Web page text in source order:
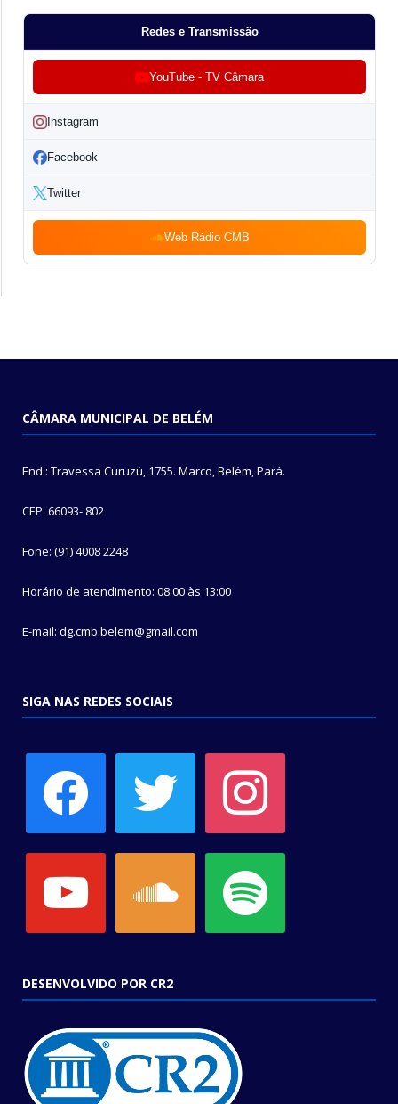
Redes e Transmissão
YouTube - TV Câmara
Instagram
Facebook
Twitter
Web Rádio CMB
CÂMARA MUNICIPAL DE BELÉM
End.: Travessa Curuzú, 1755. Marco, Belém, Pará.
CEP: 66093- 802
Fone: (91) 4008 2248
Horário de atendimento: 08:00 às 13:00
E-mail: dg.cmb.belem@gmail.com
SIGA NAS REDES SOCIAIS
DESENVOLVIDO POR CR2